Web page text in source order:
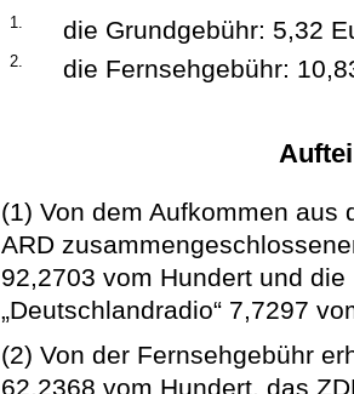
1. die Grundgebühr: 5,32
2. die Fernsehgebühr:
(1) Von dem Aufkommen aus
ARD
92,2703 vom Hundert und
„Deutschlandradio“ 7,7297
(2) Von der Fernsehgebühr
62,2368 vom Hundert, das